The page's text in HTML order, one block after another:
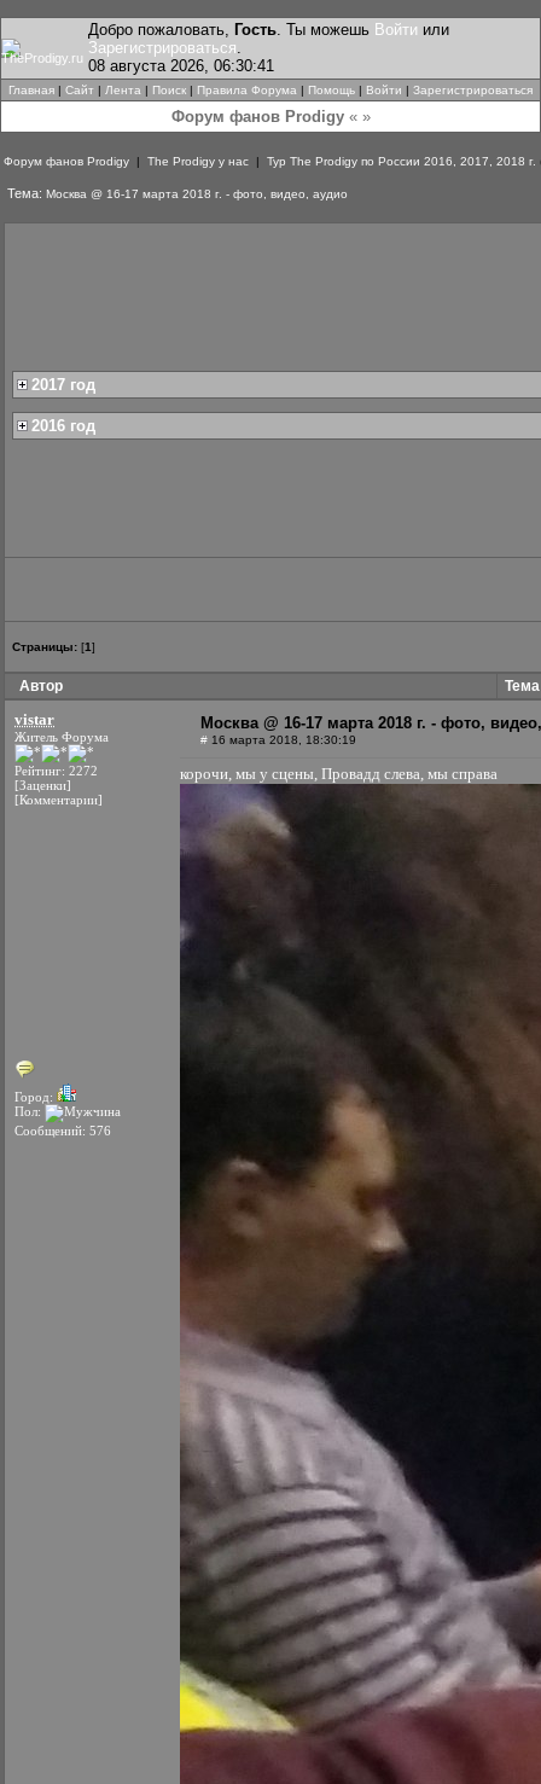
Добро пожаловать, Гость. Ты можешь Войти или
Зарегистрироваться.
08 августа 2026, 06:30:41
Главная | Сайт | Лента | Поиск | Правила Форума | Помощь | Войти | Зарегистрироваться
Форум фанов Prodigy« »
Форум фанов Prodigy | The Prodigy у нас | Тур The Prodigy по России 2016, 2017, 2018 г.
Тема: Москва @ 16-17 марта 2018 г. - фото, видео, аудио
2017 год
2016 год
Страницы: [1]
Автор
vistar
Житель Форума
Рейтинг: 2272
[Заценки]
[Комментарии]
Город:
Пол:
Сообщений: 576
Москва @ 16-17 марта 2018 г. - фото,
# 16 марта 2018, 18:30:19
корочи, мы у сцены, Провадд слева, мы справа